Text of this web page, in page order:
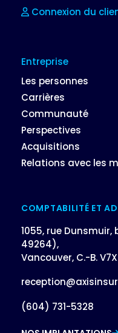
Connexion du
Entreprise
Les personnes
Carrières
Communauté
Perspectives
Acquisitions
Relations avec les
COMPTABILITÉ ET
1055, rue
49264),
Vancouver, C.-B. V7X
(604) 731-5328